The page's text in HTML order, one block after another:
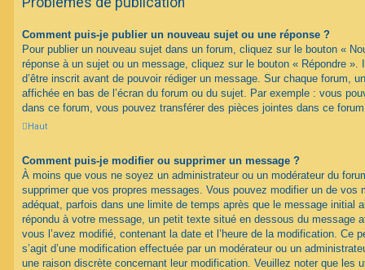
Comment puis-je publier un nouveau sujet ou une réponse ?
Pour publier un nouveau sujet dans un forum, cliquez sur le bouton «
réponse à un sujet ou un message, cliquez sur le bouton « Répondre
d’être inscrit avant de pouvoir rédiger un message. Sur chaque forum,
affichée en bas de l’écran du forum ou du sujet. Par exemple : vous
dans ce forum, vous pouvez transférer des pièces jointes dans ce
Haut
Comment puis-je modifier ou supprimer un message ?
À moins que vous ne soyez un administrateur ou un modérateur du
supprimer que vos propres messages. Vous pouvez modifier un de vos
adéquat, parfois dans une limite de temps après que le message initial
répondu à votre message, un petit texte situé en dessous du message
vous l’avez modifié, contenant la date et l’heure de la modification. Ce
s’agit d’une modification effectuée par un modérateur ou un
une raison discrète concernant leur modification. Veuillez noter que les